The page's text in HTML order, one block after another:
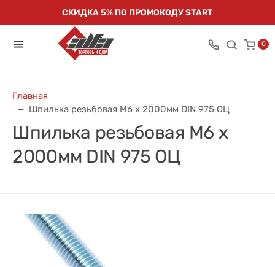
СКИДКА 5% ПО ПРОМОКОДУ START
0
Главная
Шпилька резьбовая М6 x 2000мм DIN 975 ОЦ
Шпилька резьбовая М6 x
2000мм DIN 975 ОЦ